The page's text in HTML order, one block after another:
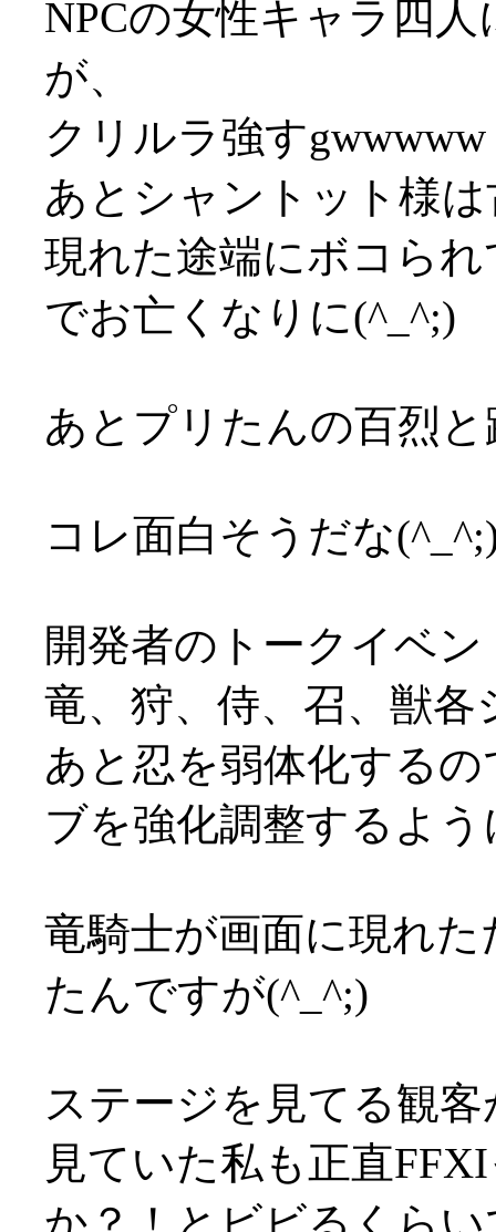
NPCの女性キャラ四
が、
クリルラ強すgwwwww
あとシャントット様
現れた途端にボコら
でお亡くなりに(^_^;)
あとプリたんの百烈
コレ面白そうだな
開発者のトークイベ
竜、狩、侍、召、獣
あと忍を弱体化する
ブを強化調整するよ
竜騎士が画面に現れ
たんですが(^_^;)
ステージを見てる観
見ていた私も正直
か？！とビビるくら